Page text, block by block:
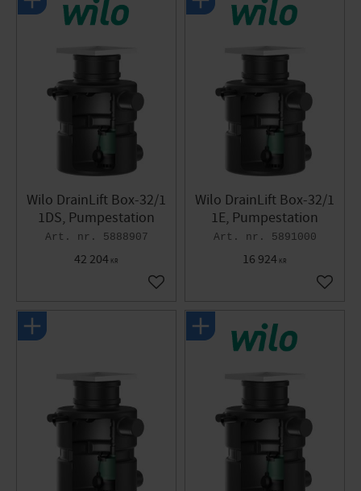
Wilo DrainLift Box-32/1
1DS, Pumpestation
5888907
42 204 KR
Gem som favorit
Wilo DrainLift Box-32/1
1E, Pumpestation
5891000
16 924 KR
Gem